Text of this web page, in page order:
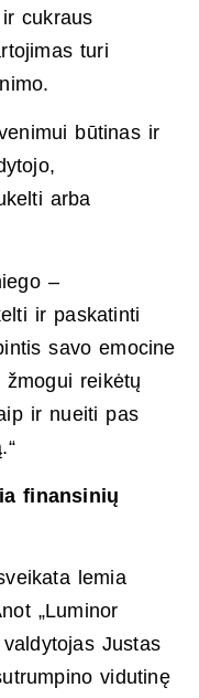
cukraus
turi
būtinas ir
arba
–
ir paskatinti
savo emocine
reikėtų
ir nueiti pas
finansinių
lemia
„Luminor
Justas
vidutinę